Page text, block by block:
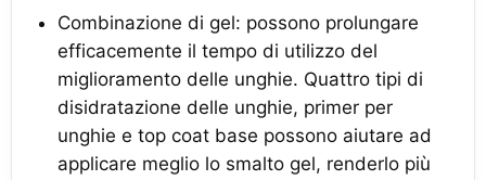
Combinazione di gel: possono prolungare
efficacemente il tempo di utilizzo del
miglioramento delle unghie. Quattro tipi di
disidratazione delle unghie, primer per
unghie e top coat base possono aiutare ad
applicare meglio lo smalto gel, renderlo più